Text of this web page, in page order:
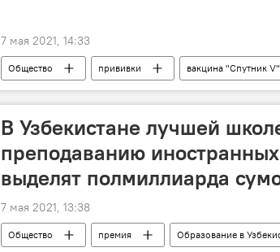
7 мая 2021, 14:33
Общество прививки
вакцина "Спутник V"
Вакцинация от COVID-19 в Узбекистане
В Узбекистане лучшей
преподаванию
выделят полмиллиарда
7 мая 2021, 13:38
Общество премия Образование в